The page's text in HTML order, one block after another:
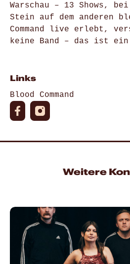
Warschau – 13 Shows,
Stein auf dem anderen
Command live erlebt,
keine Band – das ist
Links
Blood Command
Weitere